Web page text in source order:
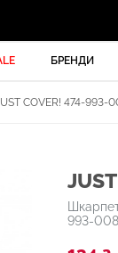
БРЕНДИ
COVER! 474-993-
993-